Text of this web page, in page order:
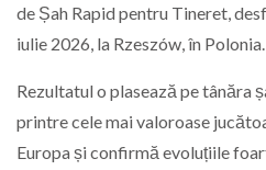
de Șah Rapid pentru Tineret,
iulie 2026, la Rzeszów, în Polonia.
Rezultatul o plasează pe tânăra
printre cele mai valoroase
Europa și confirmă evoluțiile